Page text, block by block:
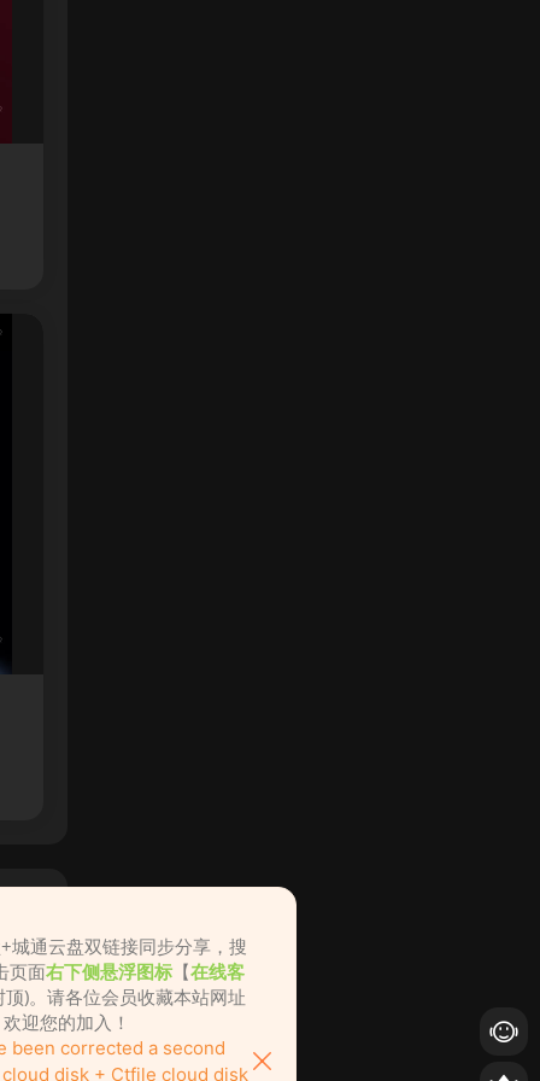
城通云盘双链接同步分享，搜
页面右下侧悬浮图标 【在线客
)。请各位会员收藏本站网址
迎您的加入！
been corrected a second
disk + Ctfile cloud disk